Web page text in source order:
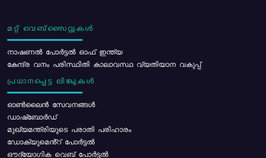
മറ്റ് വെബ്സൈറ്റുകൾ
നാഷണൽ പോർട്ടൽ ഓഫ് ഇന്ത്യ
കേന്ദ്ര വനം പരിസ്ഥിതി കാലാവസ്ഥ വ്യതിയാന വകുപ്പ്
പ്രധാനപ്പെട്ട ലിങ്കുകൾ
ഓൺലൈൻ സേവനങ്ങൾ
ഡാഷ്ബോർഡ്
മുഖ്യമന്ത്രിയുടെ പരാതി പരിഹാരം
ഡോക്യുമെൻ്റ് പോർട്ടൽ
ഔദ്യോഗിക വെബ് പോർട്ടൽ